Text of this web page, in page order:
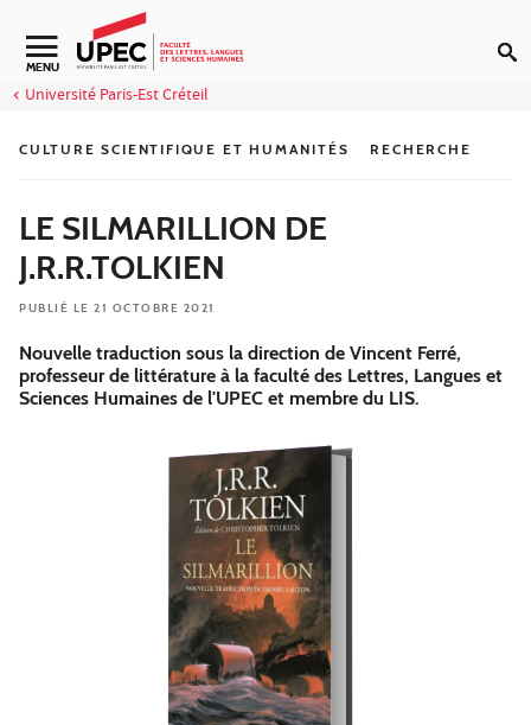
Aller au contenu
Navigation secondaire
MENU
Université Paris-Est Créteil
CULTURE SCIENTIFIQUE ET HUMANITÉS RECHERCHE
LE SILMARILLION DE
J.R.R.TOLKIEN
PUBLIÉ LE 21 OCTOBRE 2021
Nouvelle traduction sous la direction de Vincent Ferré,
professeur de littérature à la faculté des Lettres, Langues et
Sciences Humaines de l'UPEC et membre du LIS.